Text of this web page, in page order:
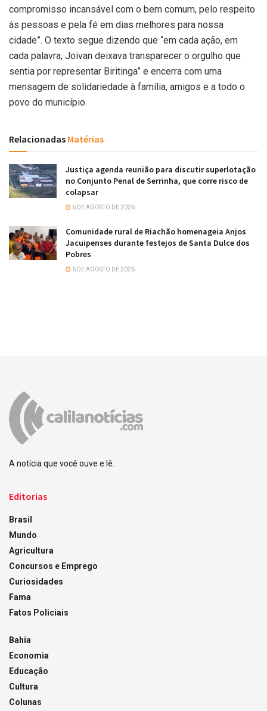
compromisso incansável com o bem comum, pelo respeito
às pessoas e pela fé em dias melhores para nossa
cidade”. O texto segue dizendo que “em cada ação, em
cada palavra, Joivan deixava transparecer o orgulho que
sentia por representar Biritinga” e encerra com uma
mensagem de solidariedade à família, amigos e a todo o
povo do município.
Relacionadas Matérias
Justiça agenda reunião para discutir superlotação
no Conjunto Penal de Serrinha, que corre risco de
colapsar
6 DE AGOSTO DE 2026
Comunidade rural de Riachão homenageia Anjos
Jacuipenses durante festejos de Santa Dulce dos
Pobres
6 DE AGOSTO DE 2026
A notícia que você ouve e lê.
Editorias
Brasil
Mundo
Agricultura
Concursos e Emprego
Curiosidades
Fama
Fatos Policiais
Bahia
Economia
Educação
Cultura
Colunas